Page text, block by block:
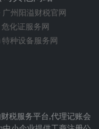
广州阳溢财税官网
危化证服务网
特种设备服务网
税服务平台,代理记账会